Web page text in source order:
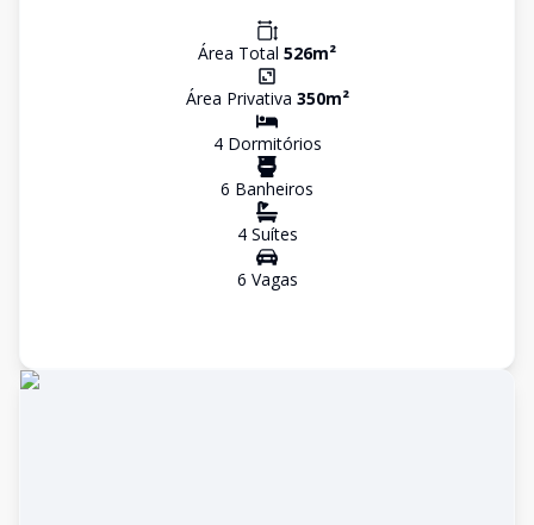
Área Total 526m²
Área Privativa 350m²
4Dormitórios
6 Banheiros
4Suítes
6 Vagas